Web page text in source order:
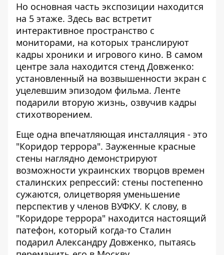
Но основная часть экспозиции находится
на 5 этаже. Здесь вас встретит
интерактивное пространство с
мониторами, на которых транслируют
кадры хроники и игрового кино. В самом
центре зала находится стенд Довженко:
установленный на возвышенности экран с
уцелевшим эпизодом фильма. Ленте
подарили вторую жизнь, озвучив кадры
стихотворением.
Еще одна впечатляющая инсталляция - это
"Коридор террора". Зауженные красные
стены наглядно демонстрируют
возможности украинских творцов времен
сталинских репрессий: стены постепенно
сужаются, олицетворяя уменьшение
перспектив у членов ВУФКУ. К слову, в
"Коридоре террора" находится настоящий
патефон, который когда-то Сталин
подарил Александру Довженко, пытаясь